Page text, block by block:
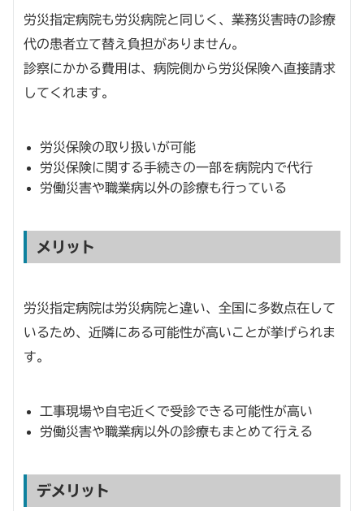
労災指定病院も労災病院と同じく、業務災害時の診療
代の患者立て替え負担がありません。
診察にかかる費用は、病院側から労災保険へ直接請求
してくれます。
労災保険の取り扱いが可能
労災保険に関する手続きの一部を病院内で代行
労働災害や職業病以外の診療も行っている
メリット
労災指定病院は労災病院と違い、全国に多数点在して
いるため、近隣にある可能性が高いことが挙げられま
す。
工事現場や自宅近くで受診できる可能性が高い
労働災害や職業病以外の診療もまとめて行える
デメリット